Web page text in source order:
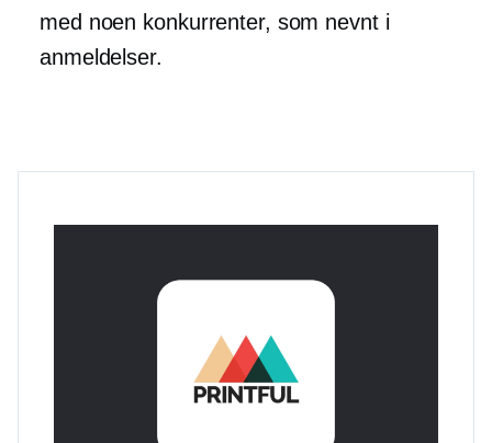
med noen konkurrenter, som nevnt i
anmeldelser.